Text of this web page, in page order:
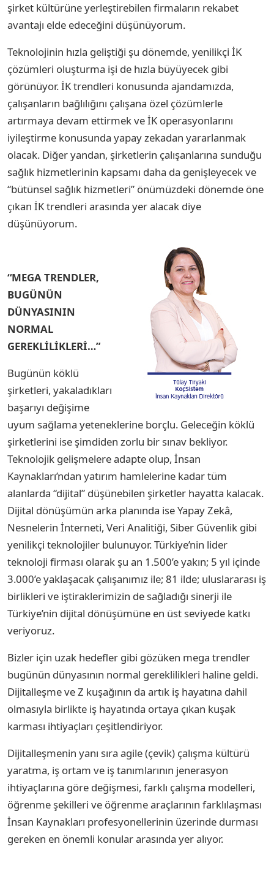
şirket kültürüne yerleştirebilen firmaların rekabet
avantajı elde edeceğini düşünüyorum.
Teknolojinin hızla geliştiği şu dönemde, yenilikçi İK
çözümleri oluşturma işi de hızla büyüyecek gibi
görünüyor. İK trendleri konusunda ajandamızda,
çalışanların bağlılığını çalışana özel çözümlerle
artırmaya devam ettirmek ve İK operasyonlarını
iyileştirme konusunda yapay zekadan yararlanmak
olacak. Diğer yandan, şirketlerin çalışanlarına sunduğu
sağlık hizmetlerinin kapsamı daha da genişleyecek ve
“bütünsel sağlık hizmetleri” önümüzdeki dönemde öne
çıkan İK trendleri arasında yer alacak diye
düşünüyorum.
“MEGA TRENDLER,
BUGÜNÜN
DÜNYASININ
NORMAL
GEREKLİLİKLERİ…”
Bugünün köklü
şirketleri, yakaladıkları
başarıyı değişime
uyum sağlama yeteneklerine borçlu. Geleceğin köklü
şirketlerini ise şimdiden zorlu bir sınav bekliyor.
Teknolojik gelişmelere adapte olup, İnsan
Kaynakları’ndan yatırım hamlelerine kadar tüm
alanlarda “dijital” düşünebilen şirketler hayatta kalacak.
Dijital dönüşümün arka planında ise Yapay Zekâ,
Nesnelerin İnterneti, Veri Analitiği, Siber Güvenlik gibi
yenilikçi teknolojiler bulunuyor.Türkiye’nin lider
teknoloji firması olarak şu an 1.500’e yakın; 5 yıl içinde
3.000’e yaklaşacak çalışanımız ile; 81 ilde; uluslararası iş
birlikleri ve iştiraklerimizin de sağladığı sinerji ile
Türkiye’nin dijital dönüşümüne en üst seviyede katkı
veriyoruz.
Bizler için uzak hedefler gibi gözüken mega trendler
bugünün dünyasının normal gereklilikleri haline geldi.
Dijitalleşme ve Z kuşağının da artık iş hayatına dahil
olmasıyla birlikte iş hayatında ortaya çıkan kuşak
karması ihtiyaçları çeşitlendiriyor.
Dijitalleşmenin yanı sıra agile (çevik) çalışma kültürü
yaratma, iş ortam ve iş tanımlarının jenerasyon
ihtiyaçlarına göre değişmesi, farklı çalışma modelleri,
öğrenme şekilleri ve öğrenme araçlarının farklılaşması
İnsan Kaynakları profesyonellerinin üzerinde durması
gereken en önemli konular arasında yer alıyor.